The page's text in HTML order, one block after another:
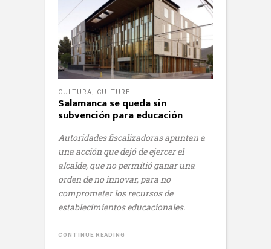
CULTURA, CULTURE
Salamanca se queda sin
subvención para educación
Autoridades fiscalizadoras apuntan a
una acción que dejó de ejercer el
alcalde, que no permitió ganar una
orden de no innovar, para no
comprometer los recursos de
establecimientos educacionales.
CONTINUE READING